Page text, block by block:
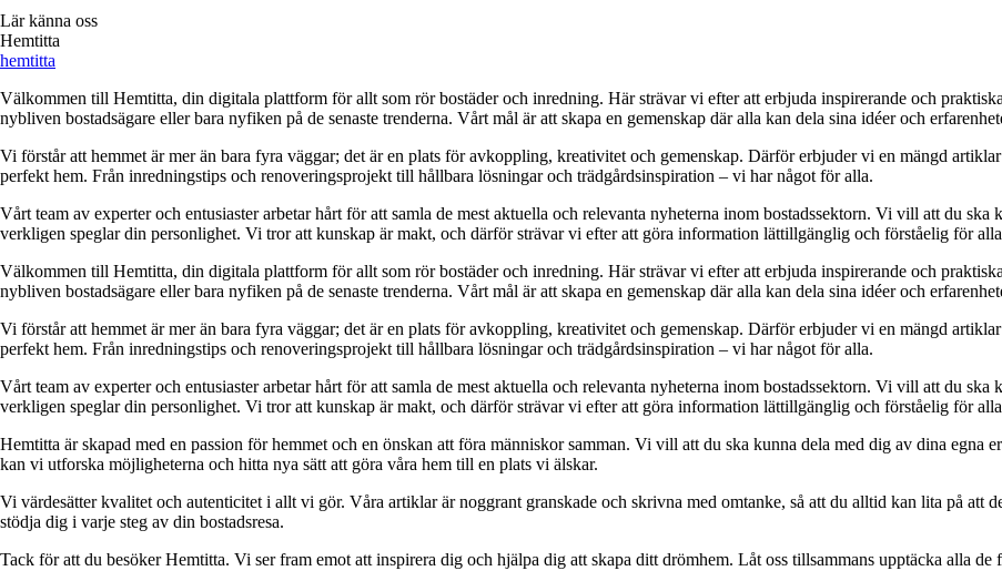
Lär känna oss
Hemtitta
hemtitta
Välkommen till Hemtitta, din digitala plattform för allt som rör bostäder och inredning. Här strävar vi efter att erbjuda inspirerande och
nybliven bostadsägare eller bara nyfiken på de senaste trenderna. Vårt mål är att skapa en gemenskap där alla kan dela sina idéer och
Vi förstår att hemmet är mer än bara fyra väggar; det är en plats för avkoppling, kreativitet och gemenskap. Därför erbjuder vi en mängd
perfekt hem. Från inredningstips och renoveringsprojekt till hållbara lösningar och trädgårdsinspiration – vi har något för alla.
Vårt team av experter och entusiaster arbetar hårt för att samla de mest aktuella och relevanta nyheterna inom bostadssektorn. Vi vill att du
verkligen speglar din personlighet. Vi tror att kunskap är makt, och därför strävar vi efter att göra information lättillgänglig och förståelig för
Välkommen till Hemtitta, din digitala plattform för allt som rör bostäder och inredning. Här strävar vi efter att erbjuda inspirerande och
nybliven bostadsägare eller bara nyfiken på de senaste trenderna. Vårt mål är att skapa en gemenskap där alla kan dela sina idéer och
Vi förstår att hemmet är mer än bara fyra väggar; det är en plats för avkoppling, kreativitet och gemenskap. Därför erbjuder vi en mängd
perfekt hem. Från inredningstips och renoveringsprojekt till hållbara lösningar och trädgårdsinspiration – vi har något för alla.
Vårt team av experter och entusiaster arbetar hårt för att samla de mest aktuella och relevanta nyheterna inom bostadssektorn. Vi vill att du
verkligen speglar din personlighet. Vi tror att kunskap är makt, och därför strävar vi efter att göra information lättillgänglig och förståelig för
Hemtitta är skapad med en passion för hemmet och en önskan att föra människor samman. Vi vill att du ska kunna dela med dig av dina egna
kan vi utforska möjligheterna och hitta nya sätt att göra våra hem till en plats vi älskar.
Vi värdesätter kvalitet och autenticitet i allt vi gör. Våra artiklar är noggrant granskade och skrivna med omtanke, så att du alltid kan lita på att
stödja dig i varje steg av din bostadsresa.
Tack för att du besöker Hemtitta. Vi ser fram emot att inspirera dig och hjälpa dig att skapa ditt drömhem. Låt oss tillsammans upptäcka alla